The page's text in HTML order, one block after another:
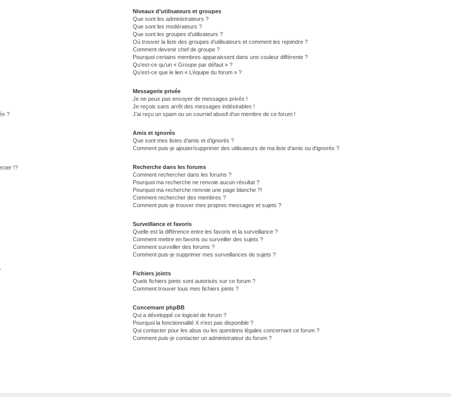
?
!?
Niveaux d’utilisateurs et groupes
Que sont les administrateurs ?
Que sont les modérateurs ?
Que sont les groupes d’utilisateurs ?
Où trouver la liste des groupes d’utilisateurs et comment les rejoindre ?
Comment devenir chef de groupe ?
Pourquoi certains membres apparaissent dans une couleur différente ?
Qu’est-ce qu’un « Groupe par défaut » ?
Qu’est-ce que le lien « L’équipe du forum » ?
Messagerie privée
Je ne peux pas envoyer de messages privés !
Je reçois sans arrêt des messages indésirables !
J’ai reçu un spam ou un courriel abusif d’un membre de ce forum !
Amis et ignorés
Que sont mes listes d’amis et d’ignorés ?
Comment puis-je ajouter/supprimer des utilisateurs de ma liste d’amis ou d’ignorés ?
Recherche dans les forums
Comment rechercher dans les forums ?
Pourquoi ma recherche ne renvoie aucun résultat ?
Pourquoi ma recherche renvoie une page blanche ?!
Comment rechercher des membres ?
Comment puis-je trouver mes propres messages et sujets ?
Surveillance et favoris
Quelle est la différence entre les favoris et la surveillance ?
Comment mettre en favoris ou surveiller des sujets ?
Comment surveiller des forums ?
Comment puis-je supprimer mes surveillances de sujets ?
Fichiers joints
Quels fichiers joints sont autorisés sur ce forum ?
Comment trouver tous mes fichiers joints ?
Concernant phpBB
Qui a développé ce logiciel de forum ?
Pourquoi la fonctionnalité X n’est pas disponible ?
Qui contacter pour les abus ou les questions légales concernant ce forum ?
Comment puis-je contacter un administrateur du forum ?